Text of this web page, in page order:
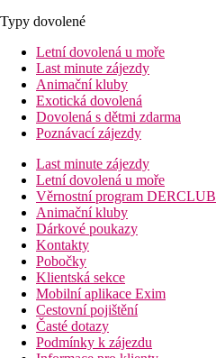
Typy dovolené
Letní dovolená u moře
Last minute zájezdy
Animační kluby
Exotická dovolená
Dovolená s dětmi zdarma
Poznávací zájezdy
Last minute zájezdy
Letní dovolená u moře
Věrnostní program DERCLUB
Animační kluby
Dárkové poukazy
Kontakty
Pobočky
Klientská sekce
Mobilní aplikace Exim
Cestovní pojištění
Časté dotazy
Podmínky k zájezdu